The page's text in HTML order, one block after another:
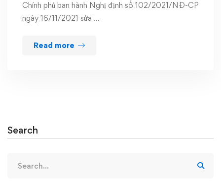
Chính phủ ban hành Nghị định số 102/2021/NĐ-CP
ngày 16/11/2021 sửa …
Read more
Search
for: